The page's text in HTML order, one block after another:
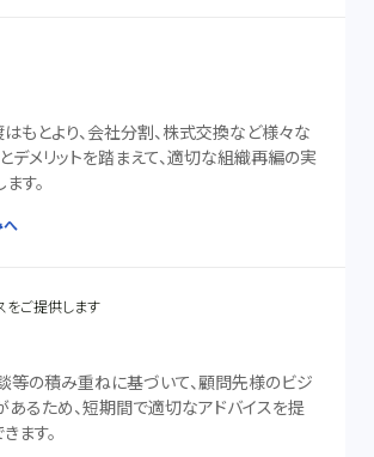
もとより、会社分割、株式交換など様々な
デメリットを踏まえて、適切な組織再編の実
す。
へ
ご提供します
等の積み重ねに基づいて、顧問先様のビジ
あるため、短期間で適切なアドバイスを提
ます。